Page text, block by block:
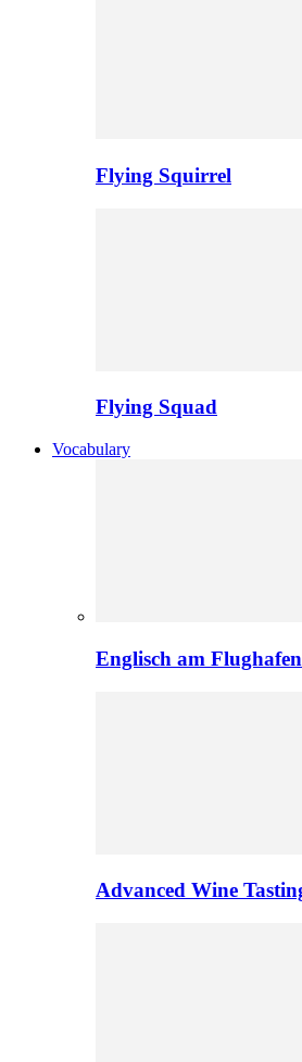
Flying Squirrel
Flying Squad
Vocabulary
Englisch am Flughafen
Advanced Wine